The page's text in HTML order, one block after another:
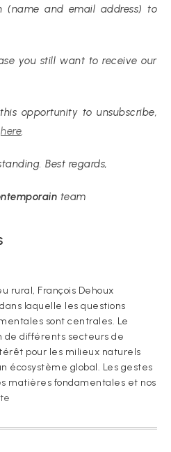
(name and email address) to
you still want to receive our
opportunity to unsubscribe,
here.
Best regards,
team
rural, François Dehoux
laquelle les questions
sont centrales. Le
de différents secteurs de
pour les milieux naturels
écosystème global. Les gestes
matières fondamentales et nos
vous